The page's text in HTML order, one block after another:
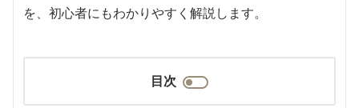
を、初心者にもわかりやすく解説します。
目次